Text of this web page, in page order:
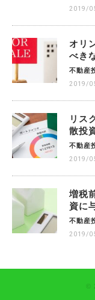
2019/
オリ
べき
不動産
2019/
リス
散投
不動産
2019/
増税
資に
不動産
2019/
©